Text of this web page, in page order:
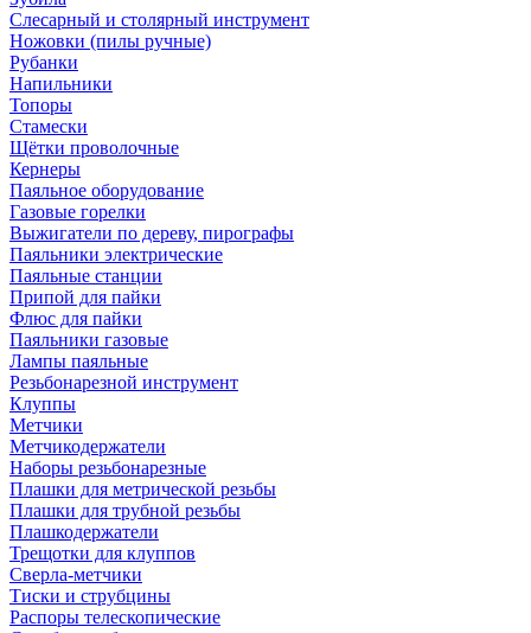
Слесарный и столярный инструмент
Ножовки (пилы ручные)
Рубанки
Напильники
Топоры
Стамески
Щётки проволочные
Кернеры
Паяльное оборудование
Газовые горелки
Выжигатели по дереву, пирографы
Паяльники электрические
Паяльные станции
Припой для пайки
Флюс для пайки
Паяльники газовые
Лампы паяльные
Резьбонарезной инструмент
Клуппы
Метчики
Метчикодержатели
Наборы резьбонарезные
Плашки для метрической резьбы
Плашки для трубной резьбы
Плашкодержатели
Трещотки для клуппов
Сверла-метчики
Тиски и струбцины
Распоры телескопические